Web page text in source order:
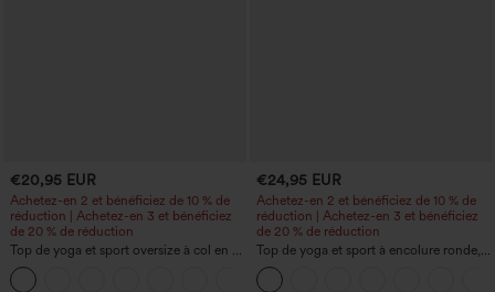
€20,95 EUR
Achetez-en 2 et bénéficiez de 10 % de
réduction | Achetez-en 3 et bénéficiez
de 20 % de réduction
Top de yoga et sport oversize à col en V,
manches courtes, technologie
InstantCool, séchage rapide
€24,95 EUR
Achetez-en 2 et bénéficiez de 10 % de
réduction | Achetez-en 3 et bénéficiez
de 20 % de réduction
Top de yoga et sport à encolure ronde,
manches courtes, à fronces, effet
rafraîchissant au toucher - UPF50+